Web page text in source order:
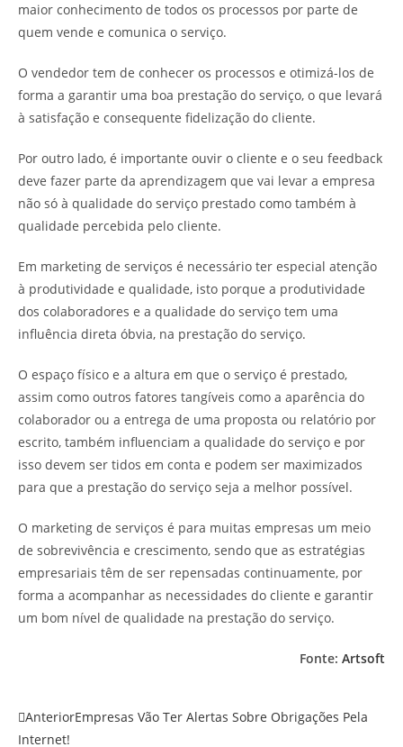
maior conhecimento de todos os processos por parte de
quem vende e comunica o serviço.
O vendedor tem de conhecer os processos e otimizá-los de
forma a garantir uma boa prestação do serviço, o que levará
à satisfação e consequente fidelização do cliente.
Por outro lado, é importante ouvir o cliente e o seu feedback
deve fazer parte da aprendizagem que vai levar a empresa
não só à qualidade do serviço prestado como também à
qualidade percebida pelo cliente.
Em marketing de serviços é necessário ter especial atenção
à produtividade e qualidade, isto porque a produtividade
dos colaboradores e a qualidade do serviço tem uma
influência direta óbvia, na prestação do serviço.
O espaço físico e a altura em que o serviço é prestado,
assim como outros fatores tangíveis como a aparência do
colaborador ou a entrega de uma proposta ou relatório por
escrito, também influenciam a qualidade do serviço e por
isso devem ser tidos em conta e podem ser maximizados
para que a prestação do serviço seja a melhor possível.
O marketing de serviços é para muitas empresas um meio
de sobrevivência e crescimento, sendo que as estratégias
empresariais têm de ser repensadas continuamente, por
forma a acompanhar as necessidades do cliente e garantir
um bom nível de qualidade na prestação do serviço.
Fonte: Artsoft
AnteriorEmpresas Vão Ter Alertas Sobre Obrigações Pela
Internet!